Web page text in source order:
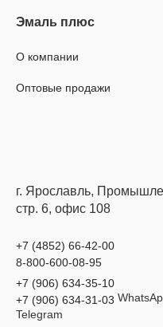
О компании
Оптовые продажи
г. Ярославль,
стр. 6, офис 108
+7 (4852) 66-42-00
8-800-600-08-95
+7 (906) 634-35-10
+7 (906) 634-31-03
Telegram